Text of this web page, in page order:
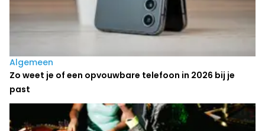
Algemeen
Zo weet je of een opvouwbare telefoon in 2026 bij je
past